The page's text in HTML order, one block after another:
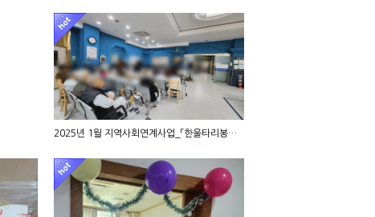
2025년 1월 지역사회연계사업_「한울타리봉사단」 노래…